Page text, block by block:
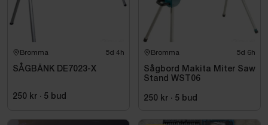
Bromma 5d 4h
SÅGBÄNK DE7023-X
250 kr · 5 bud
Bromma 5d 6h
Sågbord Makita Miter Saw
Stand WST06
250 kr · 5 bud